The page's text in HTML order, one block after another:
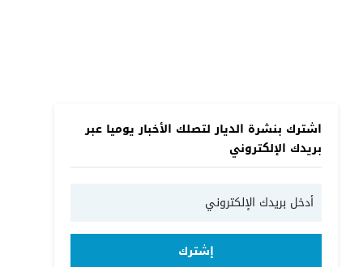
اشترك بنشرة الديار لتصلك الأخبار يوميا عبر
بريدك الإلكتروني
إشترك